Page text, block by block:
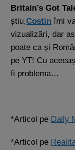
Britain’s Got
știu,Costin îmi
vizualizări, dar
poate ca și
pe YT! Cu
fi problema…
*Articol pe Daily
*Articol pe